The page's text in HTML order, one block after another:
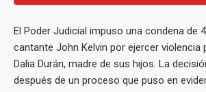
El Poder Judicial impuso una condena de
cantante John Kelvin por ejercer
Dalia Durán, madre de sus hijos. La
después de un proceso que puso en